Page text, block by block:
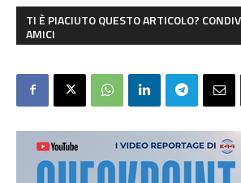
TI È PIACIUTO QUESTO ARTICOLO?
AMICI